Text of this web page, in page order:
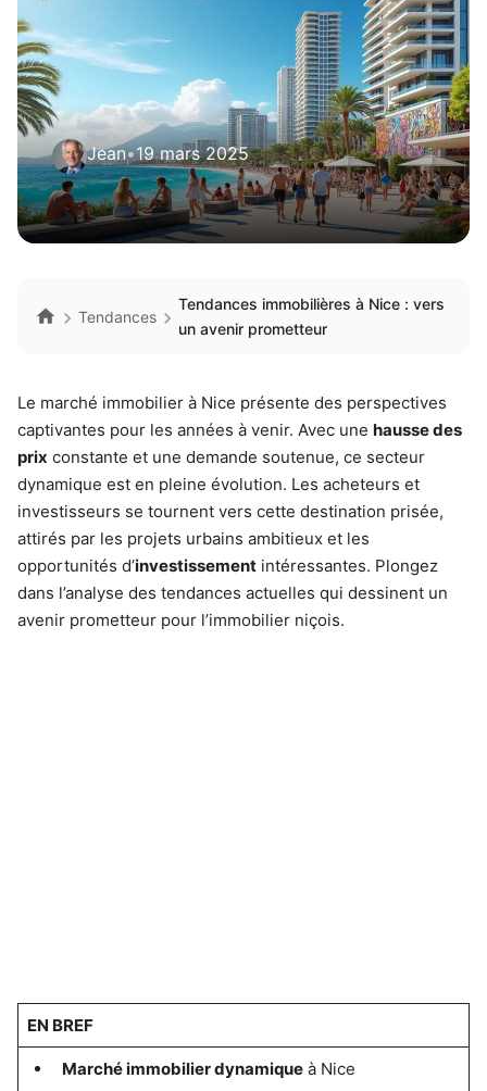
Jean•19 mars 2025
Tendances
Tendances immobilières à Nice : vers
un avenir prometteur
Le marché immobilier à Nice présente des perspectives
captivantes pour les années à venir. Avec une hausse des
prix constante et une demande soutenue, ce secteur
dynamique est en pleine évolution. Les acheteurs et
investisseurs se tournent vers cette destination prisée,
attirés par les projets urbains ambitieux et les
opportunités d’investissement intéressantes. Plongez
dans l’analyse des tendances actuelles qui dessinent un
avenir prometteur pour l’immobilier niçois.
EN BREF
Marché immobilier dynamiqueà Nice